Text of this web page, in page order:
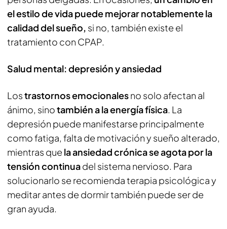
el estilo de vida puede mejorar notablemente la
calidad del sueño, si no, también existe el
tratamiento con CPAP.
Salud mental: depresión y ansiedad
Lostrastornos emocionalesno solo afectan al
ánimo, sinotambién a la energía física. La
depresión puede manifestarse principalmente
como fatiga, falta de motivación y sueño alterado,
mientras que la ansiedad crónica se agota por la
tensión continuadel sistema nervioso. Para
solucionarlo se recomienda terapia psicológica y
meditar antes de dormir también puede ser de
gran ayuda.